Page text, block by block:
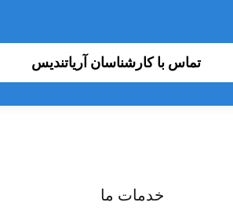
تماس با کارشناسان آریاتندیس
خدمات ما